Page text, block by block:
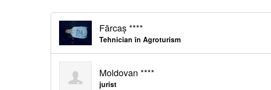
Fărcaș ****
Tehnician în Agroturism
Moldovan ****
jurist